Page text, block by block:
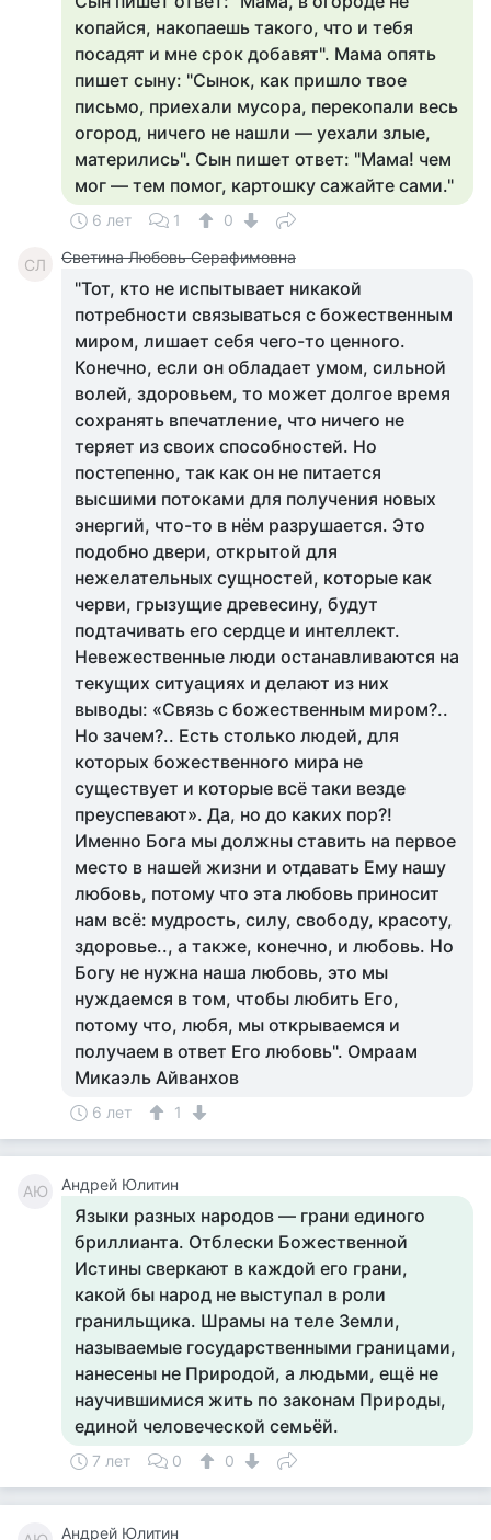
копайся, накопаешь такого, что и тебя
посадят и мне срок добавят". Мама опять
пишет сыну: "Сынок, как пришло твое
письмо, приехали мусора, перекопали весь
огород, ничего не нашли — уехали злые,
матерились". Сын пишет ответ: "Мама! чем
мог — тем помог, картошку сажайте сами."
6 лет 1 0
СЛ Светина Любовь Серафимовна
"Тот, кто не испытывает никакой
потребности связываться с божественным
миром, лишает себя чего-то ценного.
Конечно, если он обладает умом, сильной
волей, здоровьем, то может долгое время
сохранять впечатление, что ничего не
теряет из своих способностей. Но
постепенно, так как он не питается
высшими потоками для получения новых
энергий, что-то в нём разрушается. Это
подобно двери, открытой для
нежелательных сущностей, которые как
черви, грызущие древесину, будут
подтачивать его сердце и интеллект.
Невежественные люди останавливаются на
текущих ситуациях и делают из них
выводы: «Связь с божественным миром?..
Но зачем?.. Есть столько людей, для
которых божественного мира не
существует и которые всё таки везде
преуспевают». Да, но до каких пор?!
Именно Бога мы должны ставить на первое
место в нашей жизни и отдавать Ему нашу
любовь, потому что эта любовь приносит
нам всё: мудрость, силу, свободу, красоту,
здоровье.., а также, конечно, и любовь. Но
Богу не нужна наша любовь, это мы
нуждаемся в том, чтобы любить Его,
потому что, любя, мы открываемся и
получаем в ответ Его любовь". Омраам
Микаэль Айванхов
6 лет 1
АЮ Андрей Юлитин
Языки разных народов — грани единого
бриллианта. Отблески Божественной
Истины сверкают в каждой его грани,
какой бы народ не выступал в роли
гранильщика. Шрамы на теле Земли,
называемые государственными границами,
нанесены не Природой, а людьми, ещё не
научившимися жить по законам Природы,
единой человеческой семьёй.
7 лет 0 0
Андрей Юлитин